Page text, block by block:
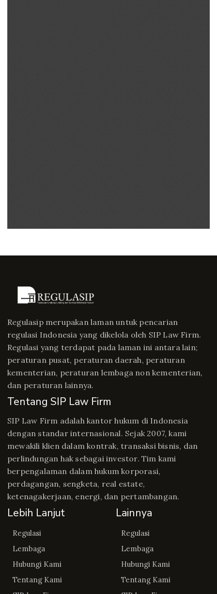
Regulasip merupakan laman untuk pencarian
regulasi Indonesia yang dikelola oleh SIP Law Firm.
Regulasi yang terdapat pada laman ini antara lain;
peraturan pusat, peraturan daerah, peraturan
kementerian, peraturan lembaga non kementerian,
dan peraturan lainnya.
Tentang SIP Law Firm
SIP Law Firm adalah kantor hukum di Indonesia
dengan standar internasional. Sejak 2007, kami
mewakili klien dalam kontrak, transaksi bisnis, dan
perlindungan hak sebagai investor. Tim kami
berpengalaman dalam hukum korporasi,
perdagangan, sengketa, real estate,
ketenagakerjaan, energi, dan pertambangan.
Lebih Lanjut
Regulasi
Lembaga
Hubungi Kami
Tentang Kami
Lainnya
Regulasi
Lembaga
Hubungi Kami
Tentang Kami